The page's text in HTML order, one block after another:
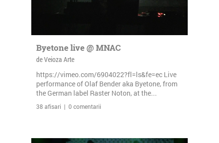
Byetone live @ MNAC
de Veioza Arte
https://vimeo.com/6904022?fl=ls&fe=ec Live
performance of Olaf Bender aka Byetone, from
the German label Raster Noton, at the...
38 afisari | 0 comentarii